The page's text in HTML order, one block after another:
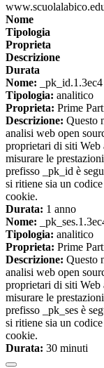
Nome
Tipologia
Proprieta
Descrizione
Durata
Nome: _pk_id.1.3ec4
Tipologia: analitico
Proprieta: Prime
Descrizione: Questo
analisi web open
proprietari di siti Web
misurare le
prefisso _pk_id è
si ritiene sia un
cookie.
Durata: 1 anno
Nome:
Tipologia: analitico
Proprieta: Prime
Descrizione: Questo
analisi web open
proprietari di siti Web
misurare le
prefisso _pk_ses è
si ritiene sia un
cookie.
Durata: 30 minuti